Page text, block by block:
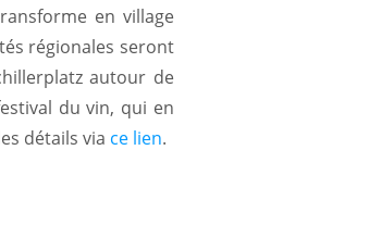
en village
régionales seront
autour de
du vin, qui en
détails via ce lien.